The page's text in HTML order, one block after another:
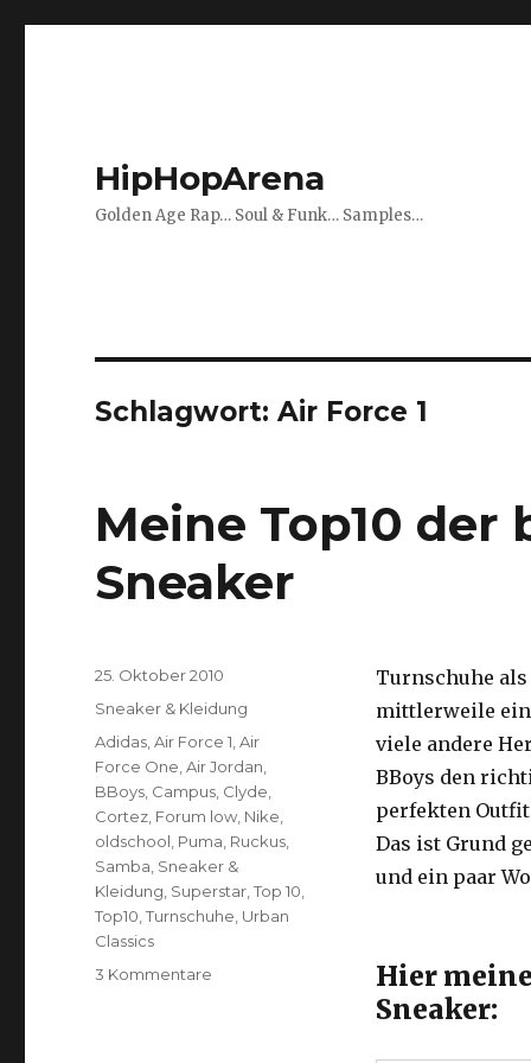
HipHopArena
Golden Age Rap… Soul & Funk… Samples…
Schlagwort:Air Force 1
Meine Top10 der
Sneaker
Turnschuhe als
mittlerweile
viele andere
BBoys den
perfekten
Das ist Grund
und ein paar
Hier
Sneaker:
Veröffentlicht
25. Oktober 2010
Kategorien
Sneaker & Kleidung
Schlagwörter
Adidas ,Air Force 1 ,Air
Force One ,Air Jordan
BBoys Campus Clyde
Cortez Forum low Nike
oldschool Puma Ruckus
Samba Sneaker &
Kleidung Superstar ,Top 10
Top10 ,Turnschuhe Urban
Classics
3 Kommentare